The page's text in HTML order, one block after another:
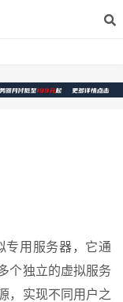
专用服务器，它通
个独立的虚拟服务
，实现不同用户之